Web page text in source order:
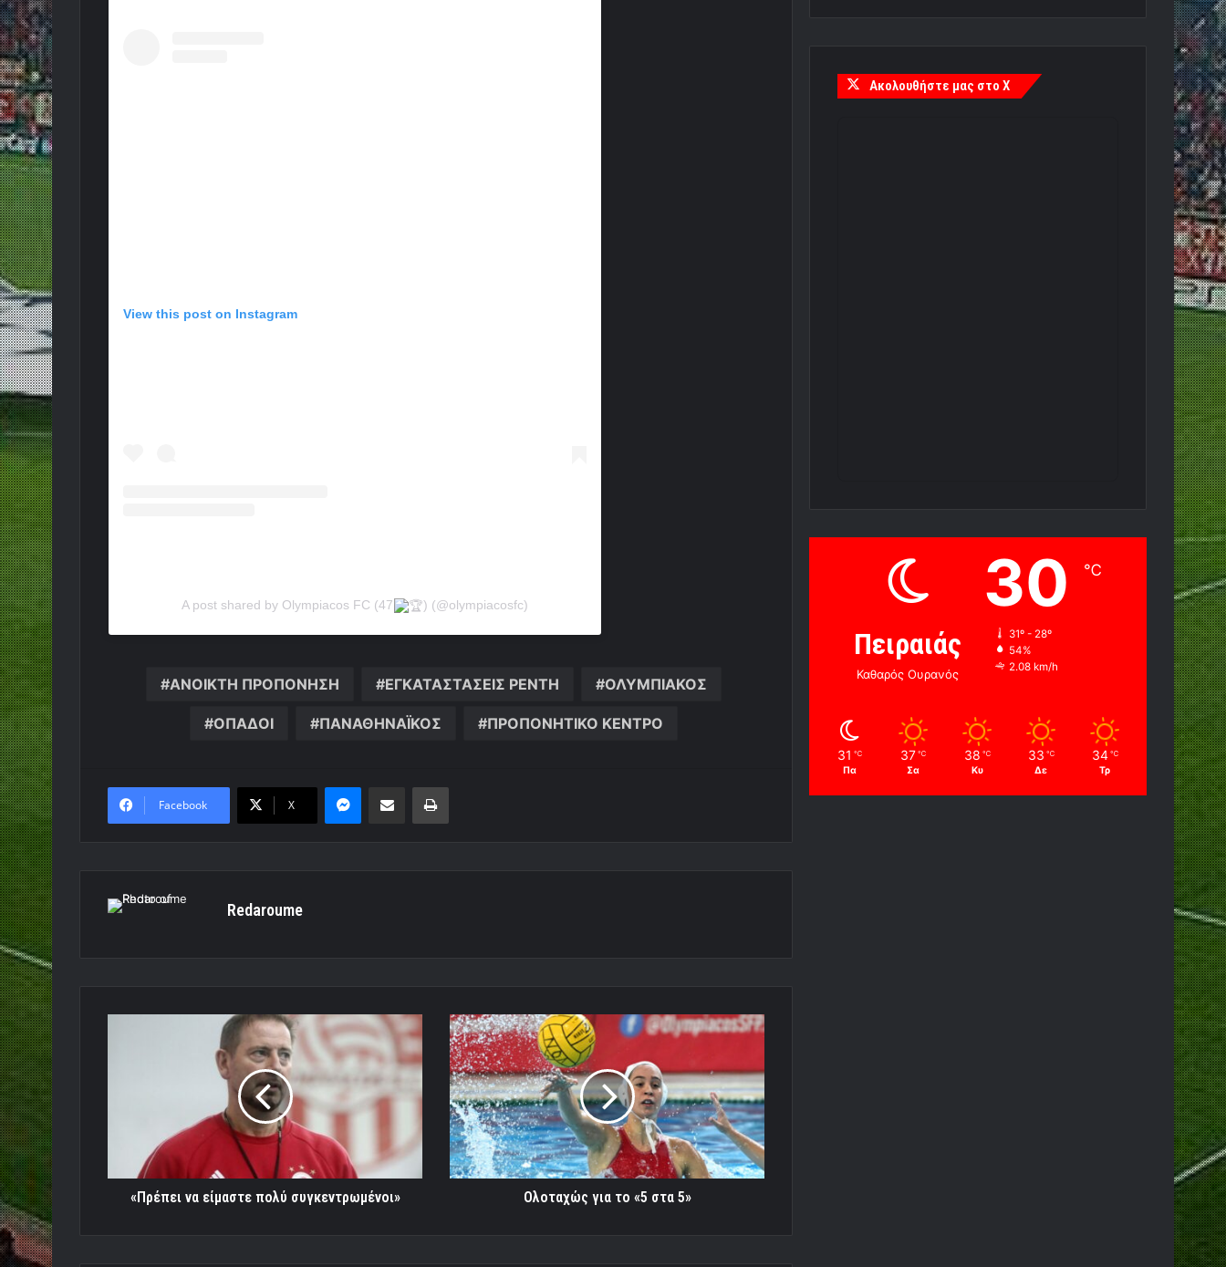
View this post on Instagram
A post shared by Olympiacos FC (47 ) (@olympiacosfc)
ΑΝΟΙΚΤΗ ΠΡΟΠΟΝΗΣΗ ΕΓΚΑΤΑΣΤΑΣΕΙΣ ΡΕΝΤΗ ΟΛΥΜΠΙΑΚΟΣ
ΟΠΑΔΟΙ ΠΑΝΑΘΗΝΑΪΚΟΣ ΠΡΟΠΟΝΗΤΙΚΟ ΚΕΝΤΡΟ
Facebook X
MessengerΚοινοποίηση μέσω ηλεκτρονικού ταχυδρομείουΕκτύπωση
Redaroume
«Πρέπει να είμαστε πολύ συγκεντρωμένοι»
Ολοταχώς
για
το
«5
στα
5»
Ολοταχώς για το «5 στα 5»
Ακολουθήστε μας στο X
Πειραιάς
Καθαρός Ουρανός
30 ℃
31º - 28º
54%
2.08 km/h
31 ℃
Πα
37 ℃
Σα
38 ℃
Κυ
33 ℃
Δε
34 ℃
Τρ